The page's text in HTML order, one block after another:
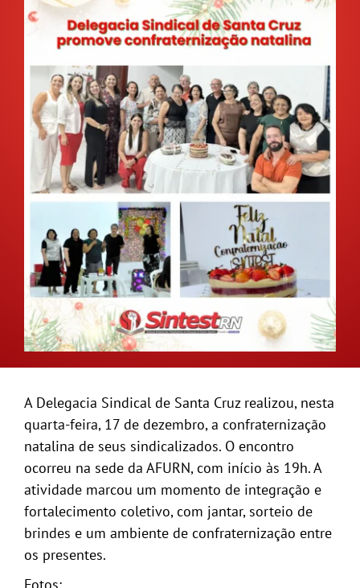
GALERIA
A Delegacia Sindical de Santa Cruz realizou, nesta
quarta-feira, 17 de dezembro, a confraternização
natalina de seus sindicalizados. O encontro
ocorreu na sede da AFURN, com início às 19h. A
atividade marcou um momento de integração e
fortalecimento coletivo, com jantar, sorteio de
brindes e um ambiente de confraternização entre
os presentes.